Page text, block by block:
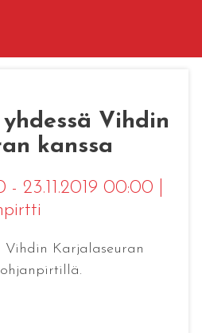
Vihdin
kanssa
- 23.11.2019 00:00
Vihdin Karjalaseuran